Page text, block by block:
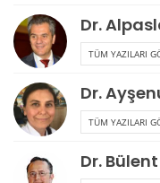
Dr.
TÜM YAZILARI
Dr.
TÜM YAZILARI
Dr.